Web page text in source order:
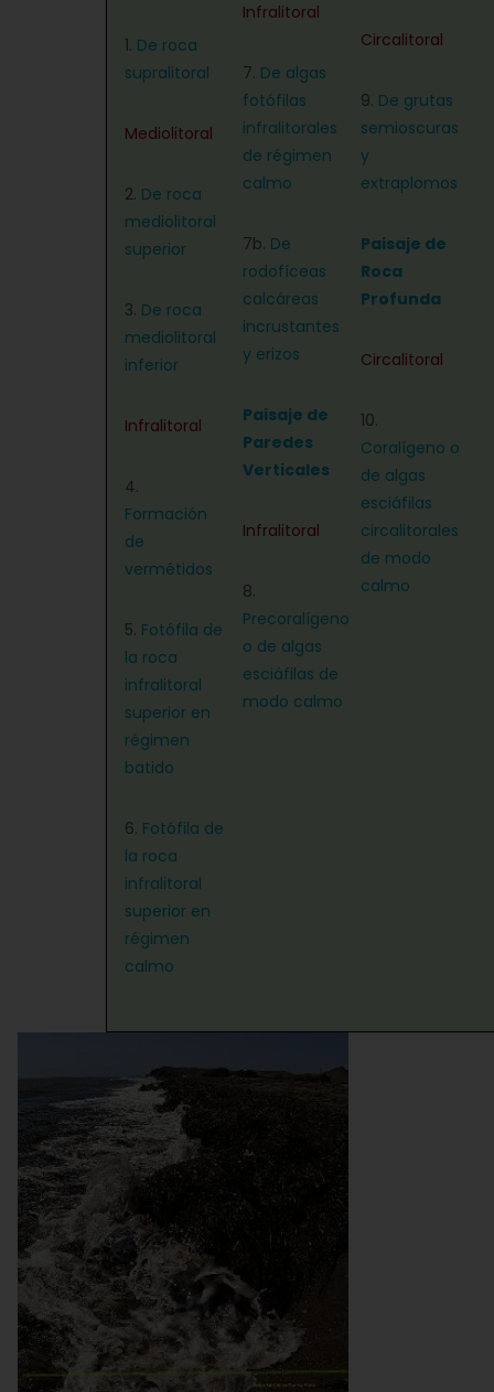
1. De roca
supralitoral
Mediolitoral
2. De roca
mediolitoral
superior
3. De roca
mediolitoral
inferior
Infralitoral
4.
Formación
de
vermétidos
5. Fotófila de
la roca
infralitoral
superior en
régimen
batido
6. Fotófila de
la roca
infralitoral
superior en
régimen
calmo
Infralitoral
7. De algas
fotófilas
infralitorales
de régimen
calmo
7b. De
rodofíceas
calcáreas
incrustantes
y erizos
Paisaje de
Paredes
Verticales
Infralitoral
8.
Precoralígeno
o de algas
esciáfilas de
modo calmo
Circalitoral
9. De grutas
semioscuras
y
extraplomos
Paisaje de
Roca
Profunda
Circalitoral
10.
Coralígeno o
de algas
esciáfilas
circalitorales
de modo
calmo